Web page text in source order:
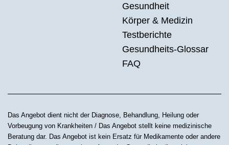
Gesundheit
Körper & Medizin
Testberichte
Gesundheits-Glossar
FAQ
Das Angebot dient nicht der Diagnose, Behandlung, Heilung oder
Vorbeugung von Krankheiten / Das Angebot stellt keine medizinische
Beratung dar. Das Angebot ist kein Ersatz für Medikamente oder andere